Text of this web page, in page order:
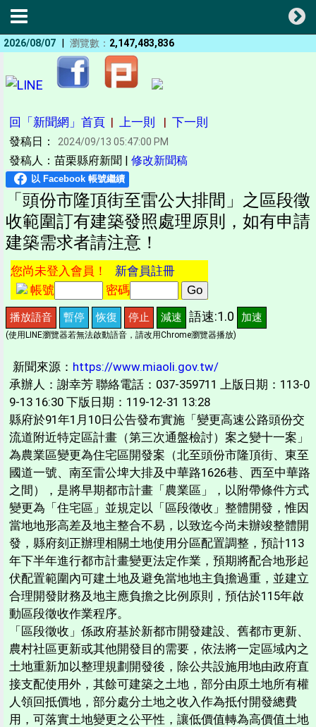
2026/08/07 | 瀏覽數： 2,147,483,836
回「新聞網」首頁 | 上一則 | 下一則
發稿日： 2024/09/13 05:47:00 PM
發稿人：苗栗縣府新聞 | 修改新聞稿
「頭份市隆頂街至雷公大排間」之區段徵
收範圍訂有建築發照處理原則，如有申請
建築需求者請注意！
您尚未登入會員！ 新會員註冊
帳號
密碼
播放語音 暫停 恢復 停止 減速 語速:1.0 加速
(使用LINE瀏覽器若無法啟動語音，請改用Chrome瀏覽器播放)
新聞來源： https://www.miaoli.gov.tw/
承辦人：謝幸芳 聯絡電話：037-359711 上版日期：113-0
9-13 16:30 下版日期：119-12-31 13:28
縣府於91年1月10日公告發布實施「變更高速公路頭份交
流道附近特定區計畫（第三次通盤檢討）案之變十一案」
為農業區變更為住宅區開發案（北至頭份市隆頂街、東至
國道一號、南至雷公埤大排及中華路1626巷、西至中華路
之間），是將早期都市計畫「農業區」，以附帶條件方式
變更為「住宅區」並規定以「區段徵收」整體開發，惟因
當地地形高差及地主整合不易，以致迄今尚未辦竣整體開
發，縣府刻正辦理相關土地使用分區配置調整，預計113
年下半年進行都市計畫變更法定作業，預期將配合地形起
伏配置範圍內可建土地及避免當地地主負擔過重，並建立
合理開發財務及地主應負擔之比例原則，預估於115年啟
動區段徵收作業程序。
「區段徵收」係政府基於新都市開發建設、舊都市更新、
農村社區更新或其他開發目的需要，依法將一定區域內之
土地重新加以整理規劃開發後，除公共設施用地由政府直
接支配使用外，其餘可建築之土地，部分由原土地所有權
人領回抵價地，部分處分土地之收入作為抵付開發總費
用，可落實土地變更之公平性，讓低價值轉為高價值土地